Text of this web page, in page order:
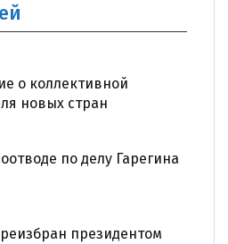
о коллективной
новых стран
по делу Гарегина
президентом